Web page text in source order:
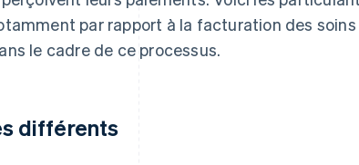
par rapport à la facturation des
le cadre de ce processus.
différents